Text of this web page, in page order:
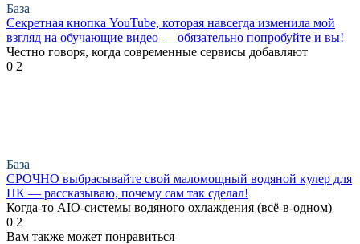
База
Секретная кнопка YouTube, которая навсегда изменила мой
взгляд на обучающие видео — обязательно попробуйте и вы!
Честно говоря, когда современные сервисы добавляют
0 2
База
СРОЧНО выбрасывайте свой маломощный водяной кулер для
ПК — рассказываю, почему сам так сделал!
Когда-то AIO-системы водяного охлаждения (всё-в-одном)
0 2
Вам также может понравиться